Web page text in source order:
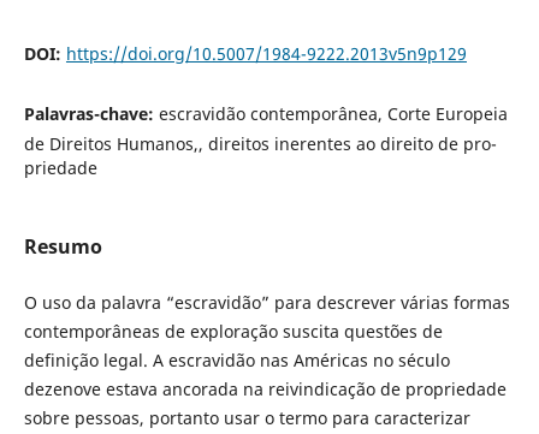
DOI: https://doi.org/10.5007/1984-9222.2013v5n9p129
Palavras-chave: escravidão contemporânea, Corte Europeia
de Direitos Humanos,, direitos inerentes ao direito de pro-
priedade
Resumo
O uso da palavra “escravidão” para descrever várias formas
contemporâneas de exploração suscita questões de
definição legal. A escravidão nas Américas no século
dezenove estava ancorada na reivindicação de propriedade
sobre pessoas, portanto usar o termo para caracterizar